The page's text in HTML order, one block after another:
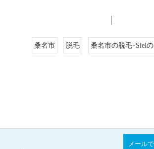
桑名市 脱毛 桑名市の脱毛･Siel
メール